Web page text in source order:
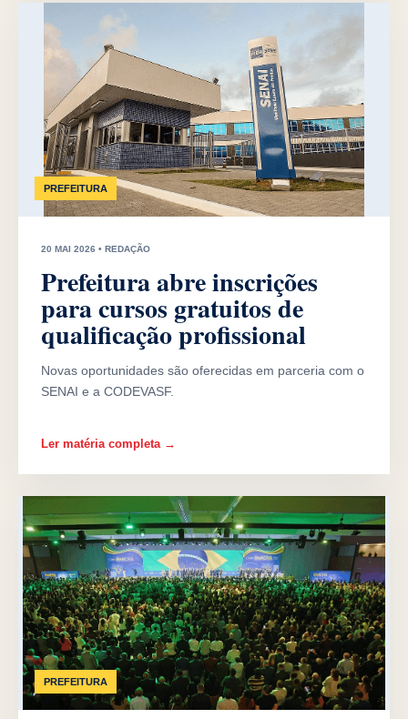
PREFEITURA
20 MAI 2026 • REDAÇÃO
Prefeitura abre inscrições
para cursos gratuitos de
qualificação profissional
Novas oportunidades são oferecidas em parceria com o
SENAI e a CODEVASF.
Ler matéria completa →
PREFEITURA